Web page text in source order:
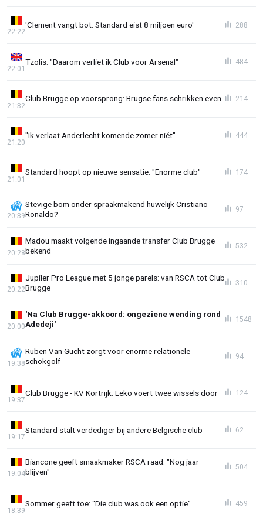
'Clement vangt bot: Standard eist 8 miljoen euro'
22:22
288
Tzolis: "Daarom verliet ik Club voor Arsenal"
22:01
484
Club Brugge op voorsprong: Brugse fans schrikken even
21:32
214
"Ik verlaat Anderlecht komende zomer niét"
21:20
444
Standard hoopt op nieuwe sensatie: "Enorme club"
21:01
174
Stevige bom onder spraakmakend huwelijk Cristiano
Ronaldo?
20:39
97
Madou maakt volgende ingaande transfer Club Brugge
bekend
20:28
532
Jupiler Pro League met 5 jonge parels: van RSCA tot Club
Brugge
20:22
310
'Na Club Brugge-akkoord: ongeziene wending rond
Adedeji'
20:00
1548
Ruben Van Gucht zorgt voor enorme relationele
schokgolf
19:38
94
Club Brugge - KV Kortrijk: Leko voert twee wissels door
19:37
124
Standard stalt verdediger bij andere Belgische club
19:17
62
Biancone geeft smaakmaker RSCA raad: "Nog jaar
blijven"
19:04
504
Sommer geeft toe: “Die club was ook een optie”
18:39
459